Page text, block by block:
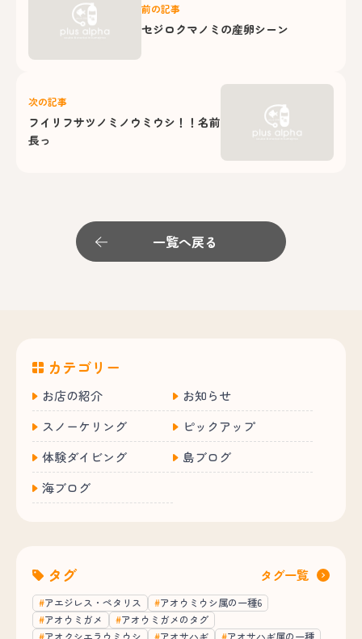
前の記事
セジロクマノミの産卵シーン
次の記事
フイリフサツノミノウミウシ！！名前
長っ
一覧へ戻る
カテゴリー
お店の紹介
お知らせ
スノーケリング
ピックアップ
体験ダイビング
島ブログ
海ブログ
タグ タグ一覧
アエジレス・ペタリス
アオウミウシ属の一種6
アオウミガメ
アオウミガメのタグ